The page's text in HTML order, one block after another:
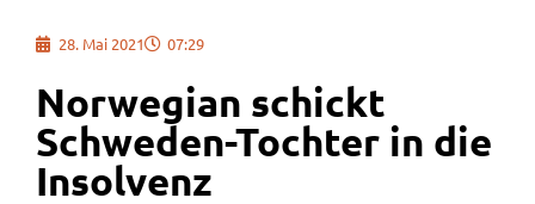
28. Mai 2021 07:29
Norwegian schickt
Schweden-Tochter in die
Insolvenz